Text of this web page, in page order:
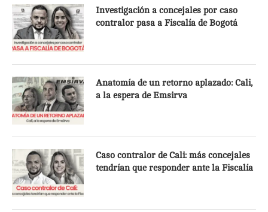
Investigación a concejales por caso
contralor pasa a Fiscalía de Bogotá
Anatomía de un retorno aplazado: Cali,
a la espera de Emsirva
Caso contralor de Cali: más concejales
tendrían que responder ante la Fiscalía